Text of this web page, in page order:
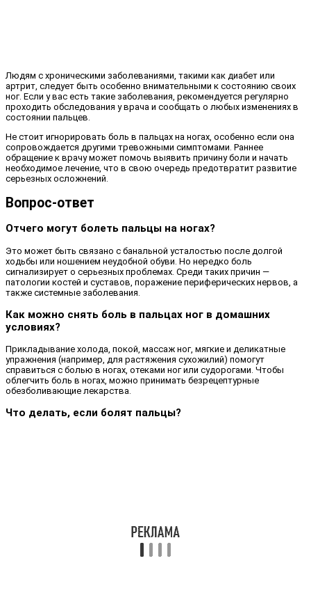
Людям с хроническими заболеваниями, такими как диабет или
артрит, следует быть особенно внимательными к состоянию своих
ног. Если у вас есть такие заболевания, рекомендуется регулярно
проходить обследования у врача и сообщать о любых изменениях в
состоянии пальцев.
Не стоит игнорировать боль в пальцах на ногах, особенно если она
сопровождается другими тревожными симптомами. Раннее
обращение к врачу может помочь выявить причину боли и начать
необходимое лечение, что в свою очередь предотвратит развитие
серьезных осложнений.
Вопрос-ответ
Отчего могут болеть пальцы на ногах?
Это может быть связано с банальной усталостью после долгой
ходьбы или ношением неудобной обуви. Но нередко боль
сигнализирует о серьезных проблемах. Среди таких причин —
патологии костей и суставов, поражение периферических нервов, а
также системные заболевания.
Как можно снять боль в пальцах ног в домашних
условиях?
Прикладывание холода, покой, массаж ног, мягкие и деликатные
упражнения (например, для растяжения сухожилий) помогут
справиться с болью в ногах, отеками ног или судорогами. Чтобы
облегчить боль в ногах, можно принимать безрецептурные
обезболивающие лекарства.
Что делать, если болят пальцы?